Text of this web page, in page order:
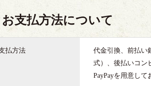
お支払方法について
払方法
代金引換、前払い
式）、後払いコン
PayPayを用意し